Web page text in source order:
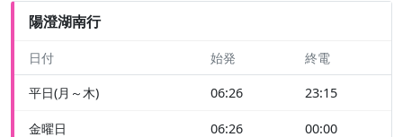
陽澄湖南行
日付 始発 終電
平日(月～木) 06:26 23:15
金曜日 06:26 00:00